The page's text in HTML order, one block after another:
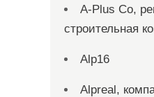
A-Plus Co,
строительная
Alp16
Alpreal,